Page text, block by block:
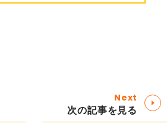
Next
次の記事を見る